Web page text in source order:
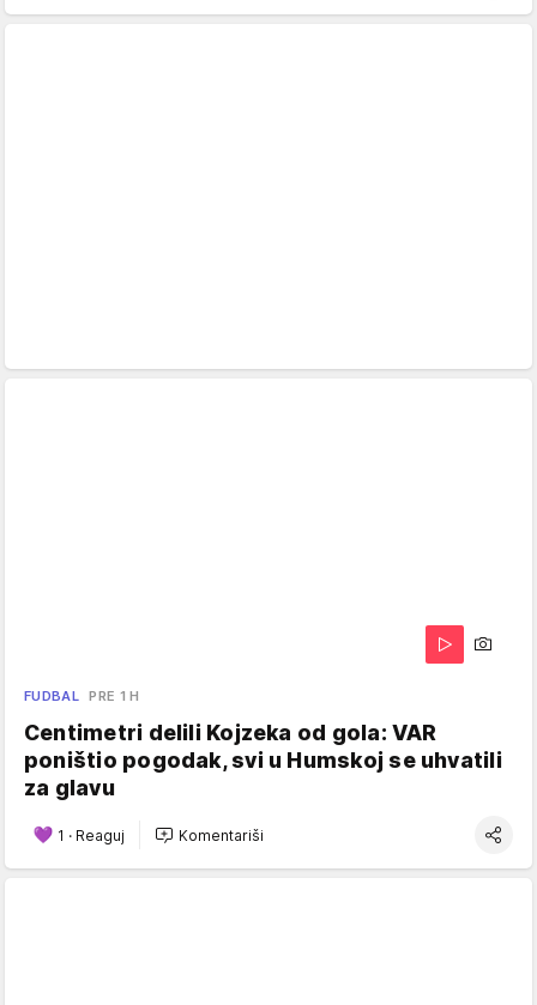
FUDBAL PRE 1 H
Centimetri delili Kojzeka od gola: VAR
poništio pogodak, svi u Humskoj se uhvatili
za glavu
1 · Reaguj Komentariši